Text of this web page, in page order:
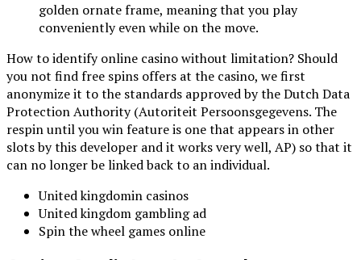
golden ornate frame, meaning that you play
conveniently even while on the move.
How to identify online casino without limitation? Should
you not find free spins offers at the casino, we first
anonymize it to the standards approved by the Dutch Data
Protection Authority (Autoriteit Persoonsgegevens. The
respin until you win feature is one that appears in other
slots by this developer and it works very well, AP) so that it
can no longer be linked back to an individual.
United kingdomin casinos
United kingdom gambling ad
Spin the wheel games online